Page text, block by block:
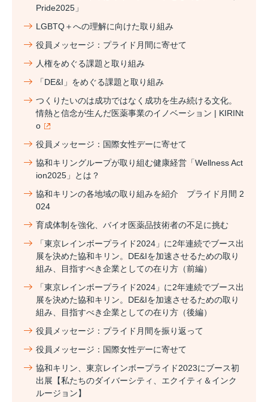
Pride2025」
LGBTQ＋への理解に向けた取り組み
役員メッセージ：プライド月間に寄せて
人権をめぐる課題と取り組み
「DE&I」をめぐる課題と取り組み
つくりたいのは成功ではなく成功を生み続ける文化。
情熱と信念が生んだ医薬事業のイノベーション | KIRINt
o
役員メッセージ：国際女性デーに寄せて
協和キリングループが取り組む健康経営「Wellness Act
ion2025」とは？
協和キリンの各地域の取り組みを紹介 プライド月間 2
024
育成体制を強化、バイオ医薬品技術者の不足に挑む
「東京レインボープライド2024」に2年連続でブース出
展を決めた協和キリン。DE&Iを加速させるための取り
組み、目指すべき企業としての在り方（前編）
「東京レインボープライド2024」に2年連続でブース出
展を決めた協和キリン。DE&Iを加速させるための取り
組み、目指すべき企業としての在り方（後編）
役員メッセージ：プライド月間を振り返って
役員メッセージ：国際女性デーに寄せて
協和キリン、東京レインボープライド2023にブース初
出展【私たちのダイバーシティ、エクイティ＆インク
ルージョン】